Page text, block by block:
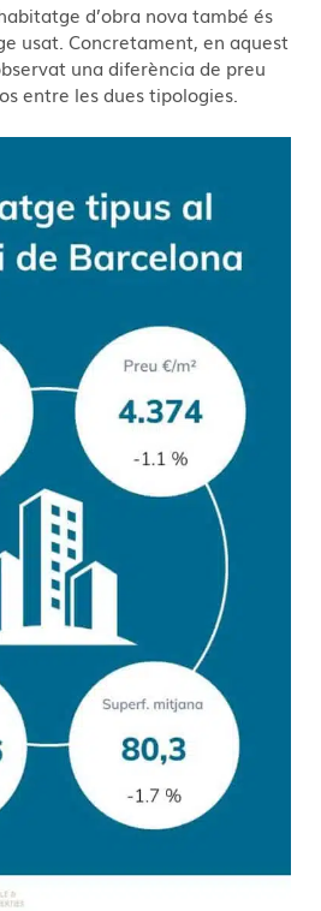
d’obra nova també és
usat. Concretament, en aquest
una diferència de preu
entre les dues tipologies.